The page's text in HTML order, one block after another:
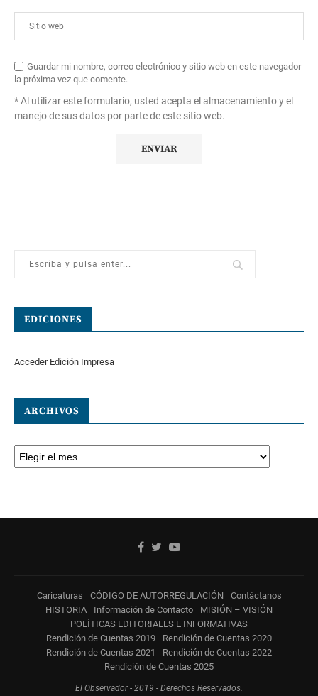
Guardar mi nombre, correo electrónico y sitio web en este navegador
la próxima vez que comente.
* Al utilizar este formulario, usted acepta el almacenamiento y el
manejo de sus datos por parte de este sitio web.
EDICIONES
Acceder Edición Impresa
ARCHIVOS
Caricaturas CÓDIGO DE AUTORREGULACIÓN
Contáctanos
HISTORIA
Información de Contacto
MISIÓN – VISIÓN
POLÍTICAS EDITORIALES E INFORMATIVAS
Rendición de Cuentas 2019
Rendición de Cuentas 2020
Rendición de Cuentas 2021
Rendición de Cuentas 2022
Rendición de Cuentas 2025
El Observador - 2019 - Derechos Reservados.